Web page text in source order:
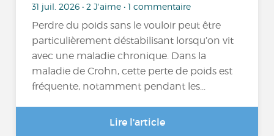
31 juil. 2026 • 2 J'aime • 1 commentaire
Perdre du poids sans le vouloir peut être
particulièrement déstabilisant lorsqu’on vit
avec une maladie chronique. Dans la
maladie de Crohn, cette perte de poids est
fréquente, notamment pendant les...
Lire l'article